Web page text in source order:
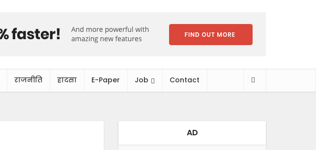
राजनीति हादसा E-Paper Job Contact
AD